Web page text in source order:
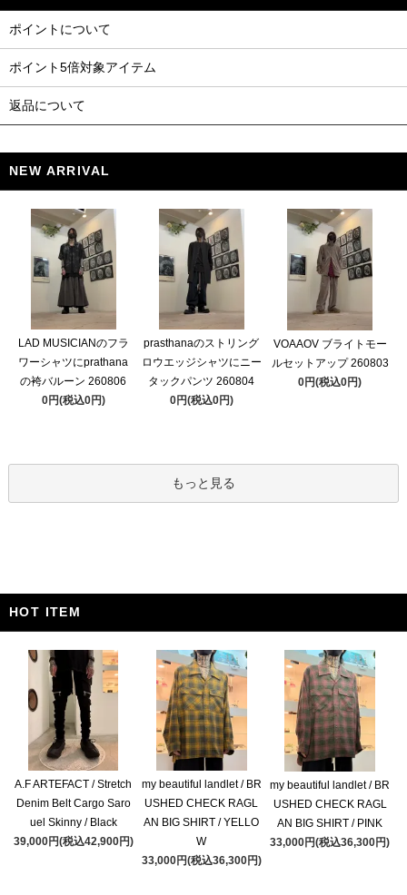
ポイントについて
ポイント5倍対象アイテム
返品について
NEW ARRIVAL
LAD MUSICIANのフラ
ワーシャツにprathana
の袴バルーン 260806
0円(税込0円)
prasthanaのストリング
ロウエッジシャツにニー
タックパンツ 260804
0円(税込0円)
VOAAOV ブライトモー
ルセットアップ 260803
0円(税込0円)
もっと見る
HOT ITEM
A.F ARTEFACT / Stretch
Denim Belt Cargo Saro
uel Skinny / Black
39,000円(税込42,900円)
my beautiful landlet / BR
USHED CHECK RAGL
AN BIG SHIRT / YELLO
W
33,000円(税込36,300円)
my beautiful landlet / BR
USHED CHECK RAGL
AN BIG SHIRT / PINK
33,000円(税込36,300円)